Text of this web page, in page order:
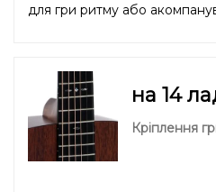
для гри ритму або
на 14
Кріплення